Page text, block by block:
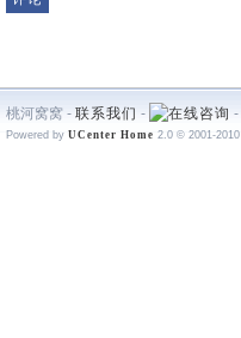
桃河窝窝 - 联系我们 - -
Powered by UCenter Home 2.0 © 2001-2010